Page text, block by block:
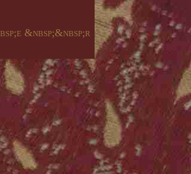
&nbsp;&nbsp;r